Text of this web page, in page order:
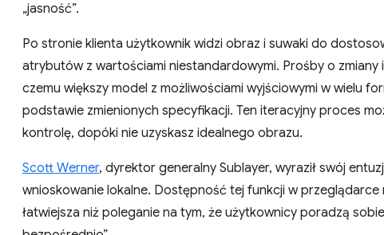
„jasność”.
Po stronie klienta użytkownik widzi obraz i suwaki do
atrybutów z wartościami niestandardowymi. Prośby o
czemu większy model z możliwościami wyjściowymi w wielu
podstawie zmienionych specyfikacji. Ten iteracyjny proces
kontrolę, dopóki nie uzyskasz idealnego obrazu.
Scott Werner, dyrektor generalny Sublayer, wyraził swój
wnioskowanie lokalne. Dostępność tej funkcji w
łatwiejsza niż poleganie na tym, że użytkownicy poradzą